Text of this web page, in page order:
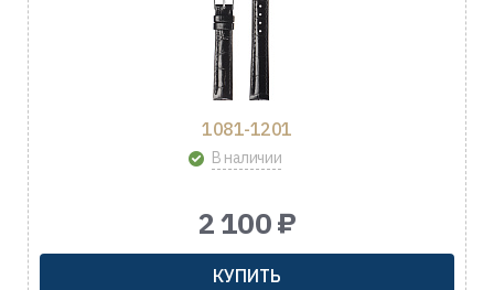
1081-1201
В наличии
2 100 ₽
КУПИТЬ